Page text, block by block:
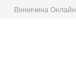
Вінничина Онлайн